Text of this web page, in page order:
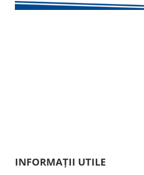
INFORMAȚII UTILE